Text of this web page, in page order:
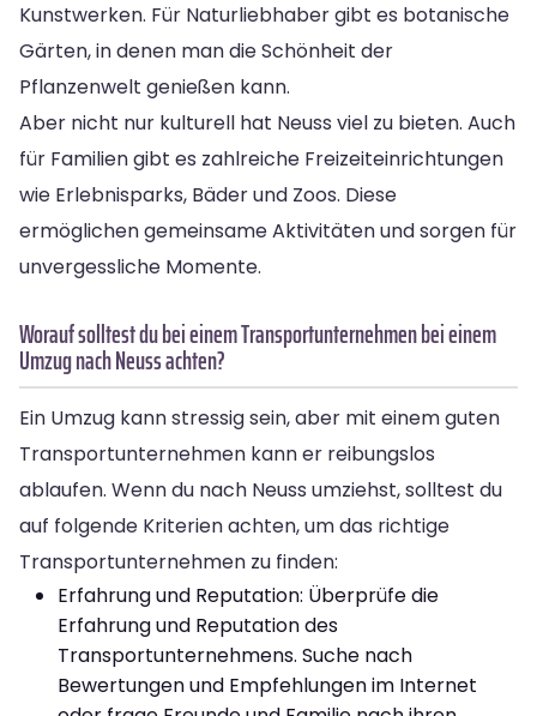
Kunstwerken. Für Naturliebhaber gibt es botanische
Gärten, in denen man die Schönheit der
Pflanzenwelt genießen kann.
Aber nicht nur kulturell hat Neuss viel zu bieten. Auch
für Familien gibt es zahlreiche Freizeiteinrichtungen
wie Erlebnisparks, Bäder und Zoos. Diese
ermöglichen gemeinsame Aktivitäten und sorgen für
unvergessliche Momente.
Worauf solltest du bei einem Transportunternehmen bei einem
Umzug nach Neuss achten?
Ein Umzug kann stressig sein, aber mit einem guten
Transportunternehmen kann er reibungslos
ablaufen. Wenn du nach Neuss umziehst, solltest du
auf folgende Kriterien achten, um das richtige
Transportunternehmen zu finden:
Erfahrung und Reputation: Überprüfe die
Erfahrung und Reputation des
Transportunternehmens. Suche nach
Bewertungen und Empfehlungen im Internet